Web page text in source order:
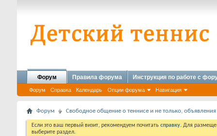
Форум
Форум Справка Календарь Опции форума Навигация
Правила форума Инструкция по работе с
Форум Свободное общение о теннисе и не только, объявления
Если это ваш первый визит, рекомендуем почитать справку. Для
выберите раздел.